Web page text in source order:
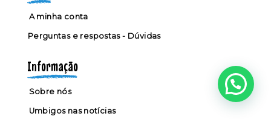
A minha conta
Perguntas e respostas - Dúvidas
Informação
Sobre nós
Umbigos nas notícias